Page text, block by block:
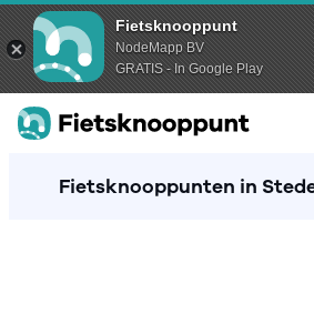
Fietsknooppunt
NodeMapp BV
GRATIS - In Google Play
Fietsknooppunten in